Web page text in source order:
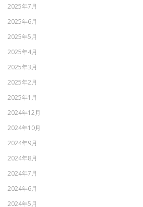
2025年7月
2025年6月
2025年5月
2025年4月
2025年3月
2025年2月
2025年1月
2024年12月
2024年10月
2024年9月
2024年8月
2024年7月
2024年6月
2024年5月